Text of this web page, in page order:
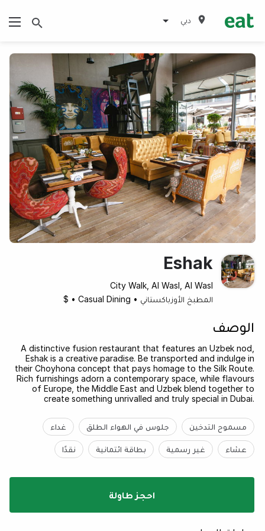
دبي
Eshak
City Walk, Al Wasl, Al Wasl
المطبخ الأوزباكستاني •
Casual Dining
•
$
الوصف
A distinctive fusion restaurant that features an Uzbek nod,
Eshak is a creative paradise. Be transported and indulge in
their Choyhona concept that pays homage to the Silk Route.
Rich furnishings adorn a contemporary space, while flavours
of Europe, the Middle East and Uzbek blend together to
create something unrivalled and truly special in Dubai.
مسموح التدخين جلوس في الهواء الطلق غداء
عشاء غير رسمية بطاقة ائتمانية نقدًا
احجز طاولة